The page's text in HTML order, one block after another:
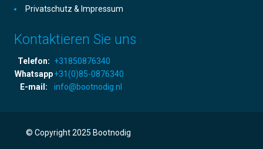
Privatschutz & Impressum
Kontaktieren Sie uns
Telefon: +31850876340
Whatsapp+31(0)85-0876340
E-mail:
info@bootnodig.nl
© Copyright 2025 Bootnodig